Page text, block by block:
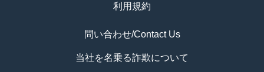
利用規約
問い合わせ/Contact Us
当社を名乗る詐欺について